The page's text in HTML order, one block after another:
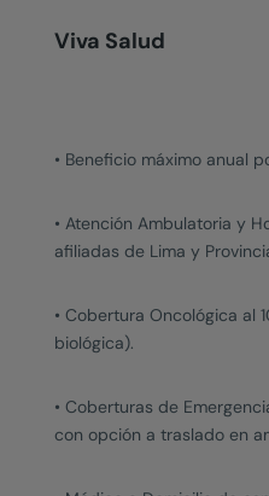
Viva Salud
• Beneficio máximo anual
• Atención Ambulatoria y
afiliadas de Lima y
• Cobertura Oncológica al
biológica).
• Coberturas de
con opción a traslado en